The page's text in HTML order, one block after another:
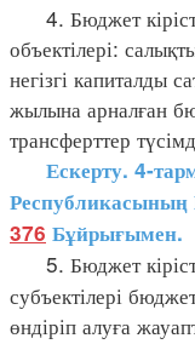
4. Бюджет
объектілері:
негізгі капиталды
жылына арналған
трансферттер
Ескерту. 4-
376 Бұйрығымен.
5. Бюджет
субъектілері
өндіріп алуға